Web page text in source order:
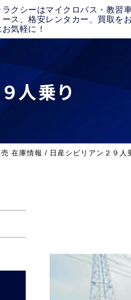
ラクシーはマイクロバス・教習
ス、格安レンタカー、買取を
気軽に！
人乗り
在庫情報 / 日産シビリアン２９人